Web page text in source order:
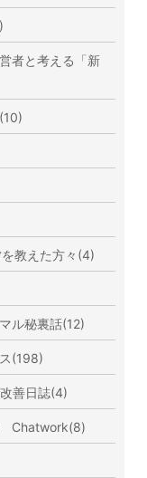
者と考える「新
教えた方々(4)
ル秘裏話(12)
(198)
善日誌(4)
Chatwork(8)